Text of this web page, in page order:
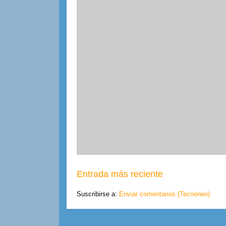
Entrada más reciente
Suscribirse a: Enviar comentarios (Tecnoneo)